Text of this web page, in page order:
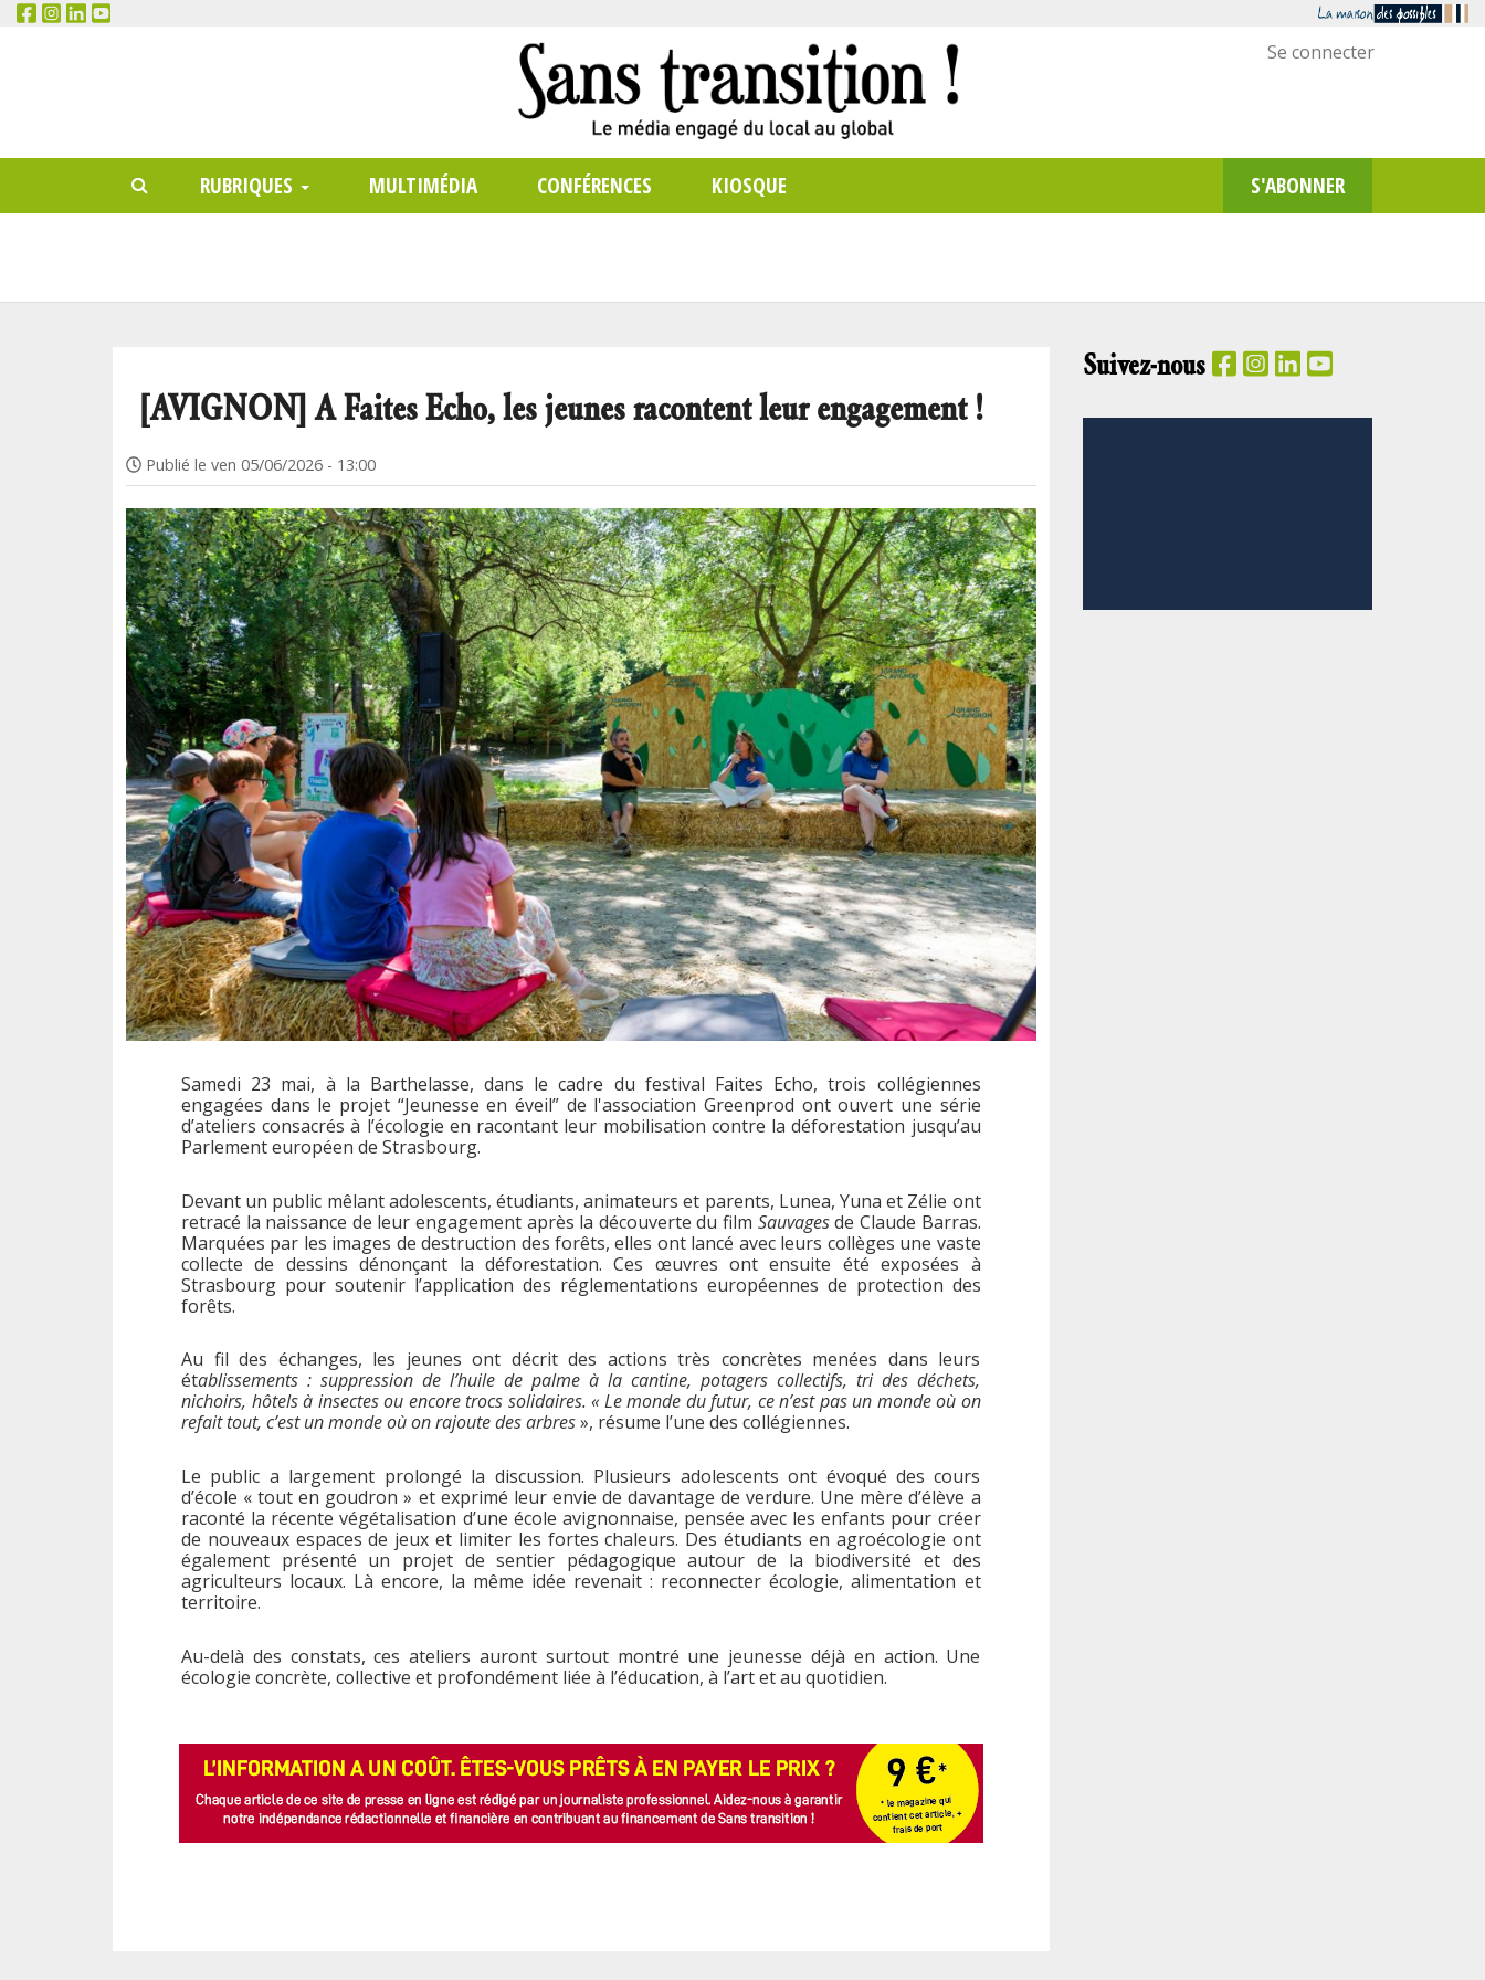
Menu
Se connecter
Main
menu
RECHERCHER
RUBRIQUES MULTIMÉDIA CONFÉRENCES KIOSQUE S'ABONNER
[AVIGNON] A Faites Echo, les jeunes racontent leur engagement !
Publié le ven 05/06/2026 - 13:00
Samedi 23 mai, à la Barthelasse, dans le cadre du festival Faites Echo, trois collégiennes
engagées dans le projet “Jeunesse en éveil” de l'association Greenprod ont ouvert une série
d’ateliers consacrés à l’écologie en racontant leur mobilisation contre la déforestation jusqu’au
Parlement européen de Strasbourg.
Devant un public mêlant adolescents, étudiants, animateurs et parents, Lunea, Yuna et Zélie ont
retracé la naissance de leur engagement après la découverte du film Sauvagesde Claude Barras.
Marquées par les images de destruction des forêts, elles ont lancé avec leurs collèges une vaste
collecte de dessins dénonçant la déforestation. Ces œuvres ont ensuite été exposées à
Strasbourg pour soutenir l’application des réglementations européennes de protection des
forêts.
Au fil des échanges, les jeunes ont décrit des actions très concrètes menées dans leurs
établissements : suppression de l’huile de palme à la cantine, potagers collectifs, tri des déchets,
nichoirs, hôtels à insectes ou encore trocs solidaires. « Le monde du futur, ce n’est pas un monde où on
refait tout, c’est un monde où on rajoute des arbres», résume l’une des collégiennes.
Le public a largement prolongé la discussion. Plusieurs adolescents ont évoqué des cours
d’école « tout en goudron » et exprimé leur envie de davantage de verdure. Une mère d’élève a
raconté la récente végétalisation d’une école avignonnaise, pensée avec les enfants pour créer
de nouveaux espaces de jeux et limiter les fortes chaleurs. Des étudiants en agroécologie ont
également présenté un projet de sentier pédagogique autour de la biodiversité et des
agriculteurs locaux. Là encore, la même idée revenait : reconnecter écologie, alimentation et
territoire.
Au-delà des constats, ces ateliers auront surtout montré une jeunesse déjà en action. Une
écologie concrète, collective et profondément liée à l’éducation, à l’art et au quotidien.
Suivez-nous